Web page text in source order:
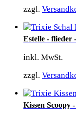
zzgl.
Estelle - flieder
inkl. MwSt.
zzgl.
Kissen Scoopy